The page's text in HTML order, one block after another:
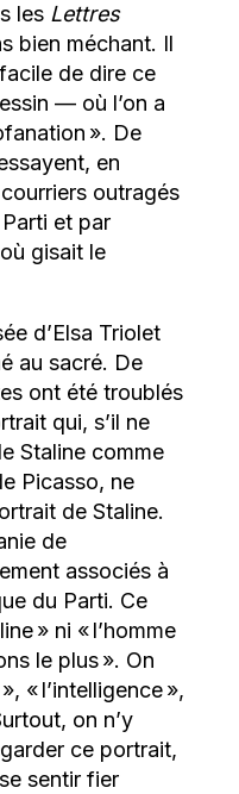
les Lettres
bien méchant. Il
de dire ce
— où l’on a
». De
en
outragés
et par
gisait le
d’Elsa Triolet
au sacré. De
ont été troublés
qui, s’il ne
Staline comme
Picasso, ne
de Staline.
de
associés à
du Parti. Ce
» ni « l’homme
le plus ». On
« l’intelligence »,
on n’y
ce portrait,
sentir fier